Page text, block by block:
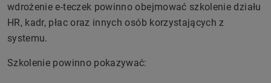
wdrożenie e-teczek powinno obejmować szkolenie działu
HR, kadr, płac oraz innych osób korzystających z
systemu.
Szkolenie powinno pokazywać: